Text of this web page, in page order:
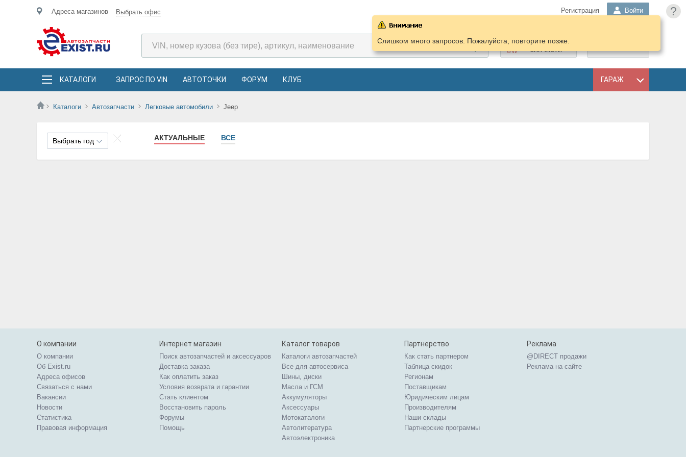
?
Адреса магазинов Выбрать офис Регистрация Войти
ПОДОБРАТЬ
ЗАПЧАСТИ
КАТАЛОГИ ЗАПРОС ПО VIN АВТОТОЧКИ ФОРУМ КЛУБ ГАРАЖ
Каталоги Автозапчасти Легковые автомобили Jeep
Слишком много запросов. Пожалуйста, повторите позже.
Выбрать год АКТУАЛЬНЫЕ ВСЕ
О компании
О компании
Об Exist.ru
Адреса офисов
Связаться с нами
Вакансии
Новости
Статистика
Правовая информация
Интернет магазин
Поиск автозапчастей и аксессуаров
Доставка заказа
Как оплатить заказ
Условия возврата и гарантии
Стать клиентом
Восстановить пароль
Форумы
Помощь
Каталог товаров
Каталоги автозапчастей
Все для автосервиса
Шины, диски
Масла и ГСМ
Аккумуляторы
Аксессуары
Мотокаталоги
Автолитература
Автоэлектроника
Партнерство
Как стать партнером
Таблица скидок
Регионам
Поставщикам
Юридическим лицам
Производителям
Наши склады
Партнерские программы
Реклама
@DIRECT продажи
Реклама на сайте